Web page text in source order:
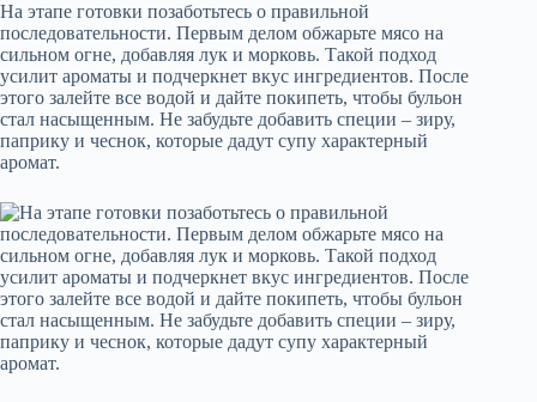
На этапе готовки позаботьтесь о правильной
последовательности. Первым делом обжарьте мясо на
сильном огне, добавляя лук и морковь. Такой подход
усилит ароматы и подчеркнет вкус ингредиентов. После
этого залейте все водой и дайте покипеть, чтобы бульон
стал насыщенным. Не забудьте добавить специи – зиру,
паприку и чеснок, которые дадут супу характерный
аромат.